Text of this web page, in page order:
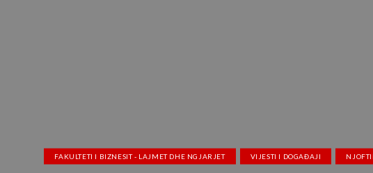
FAKULTETI I BIZNESIT - LAJMET DHE NGJARJET VIJESTI I DOGAĐAJI